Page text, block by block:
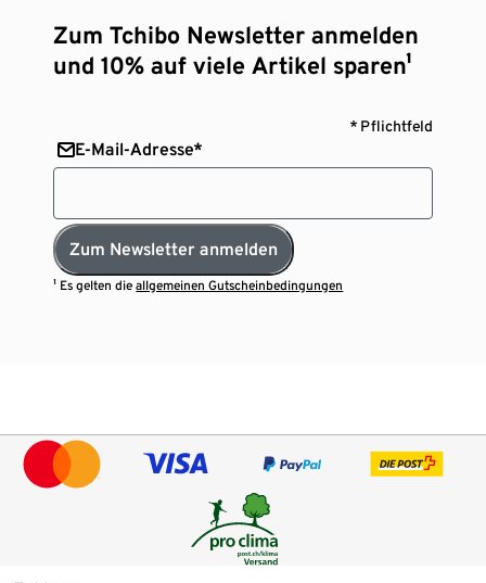
Zum Tchibo Newsletter anmelden
und 10% auf viele Artikel sparen¹
* Pflichtfeld
E-Mail-Adresse*
Zum Newsletter anmelden
¹ Es gelten dieallgemeinen Gutscheinbedingungen